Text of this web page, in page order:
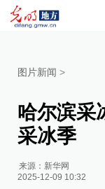
图片新闻 >
哈尔滨采
采冰季
来源： 新华网
2025-12-09 10:32